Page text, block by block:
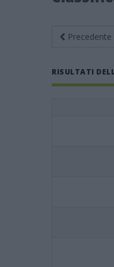
Precedente
RISULTATI